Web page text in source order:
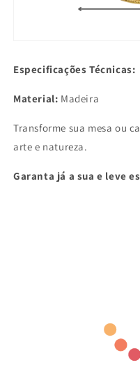
Especificações Técnicas:
Material: Madeira
Transforme sua mesa ou
arte e natureza.
Garanta já a sua e leve